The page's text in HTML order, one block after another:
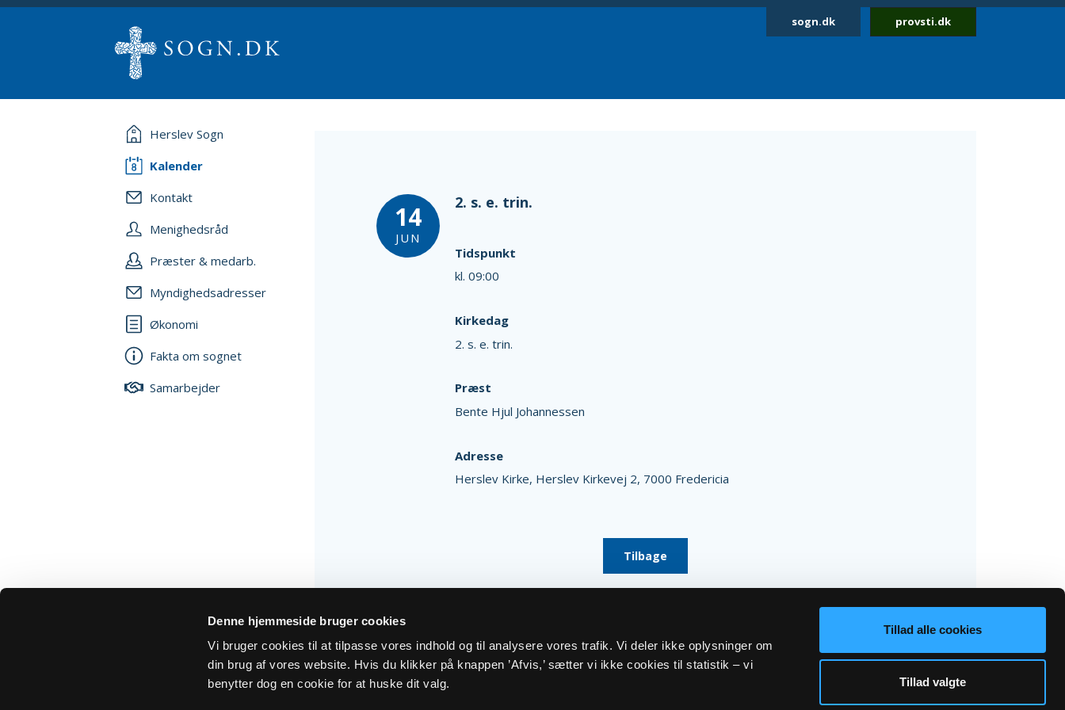
Denne hjemmeside bruger cookies
Vi bruger cookies til at tilpasse vores indhold og til analysere vores trafik. Vi deler ikke oplysninger om
din brug af vores website. Hvis du klikker på knappen ’Afvis,’ sætter vi ikke cookies til statistik – vi
benytter dog en cookie for at huske dit valg.
Tillad alle cookies
Tillad valgte
sogn.dk provsti.dk
Herslev Sogn
Kalender
Kontakt
Menighedsråd
Præster & medarb.
Myndighedsadresser
Økonomi
Fakta om sognet
Samarbejder
14
JUN
2. s. e. trin.
Tidspunkt
kl. 09:00
Kirkedag
2. s. e. trin.
Præst
Bente Hjul Johannessen
Adresse
Herslev Kirke, Herslev Kirkevej 2, 7000 Fredericia
Tilbage